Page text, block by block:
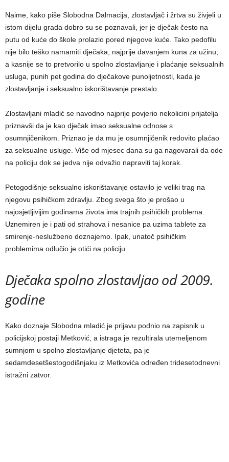
Naime, kako piše Slobodna Dalmacija, zlostavljač i žrtva su živjeli u
istom dijelu grada dobro su se poznavali, jer je dječak često na
putu od kuće do škole prolazio pored njegove kuće. Tako pedofilu
nije bilo teško namamiti dječaka, najprije davanjem kuna za užinu,
a kasnije se to pretvorilo u spolno zlostavljanje i plaćanje seksualnih
usluga, punih pet godina do dječakove punoljetnosti, kada je
zlostavljanje i seksualno iskorištavanje prestalo.
Zlostavljani mladić se navodno najprije povjerio nekolicini prijatelja
priznavši da je kao dječak imao seksualne odnose s
osumnjičenikom. Priznao je da mu je osumnjičenik redovito plaćao
za seksualne usluge. Više od mjesec dana su ga nagovarali da ode
na policiju dok se jedva nije odvažio napraviti taj korak.
Petogodišnje seksualno iskorištavanje ostavilo je veliki trag na
njegovu psihičkom zdravlju. Zbog svega što je prošao u
najosjetljivijim godinama života ima trajnih psihičkih problema.
Uznemiren je i pati od strahova i nesanice pa uzima tablete za
smirenje-neslužbeno doznajemo. Ipak, unatoč psihičkim
problemima odlučio je otići na policiju.
Dječaka spolno zlostavljao od 2009.
godine
Kako doznaje Slobodna mladić je prijavu podnio na zapisnik u
policijskoj postaji Metković, a istraga je rezultirala utemeljenom
sumnjom u spolno zlostavljanje djeteta, pa je
sedamdesetšestogodišnjaku iz Metkovića određen tridesetodnevni
istražni zatvor.